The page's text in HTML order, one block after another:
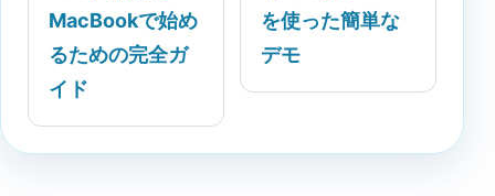
MacBookで始め
るための完全ガ
イド
を使った簡単な
デモ